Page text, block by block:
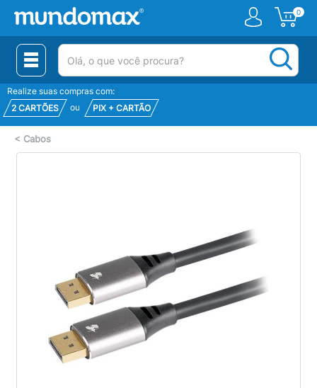
0
(pesquisar)
Realize suas compras com:
2 CARTÕES
ou PIX + CARTÃO
< Cabos